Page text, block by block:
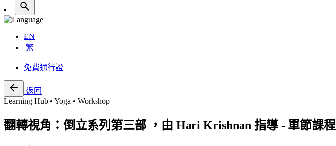
EN
繁
免費通行證
返回
Learning Hub • Yoga • Workshop
翻轉視角：倒立系列第三部 ，由 Hari Krishnan 指導 - 單節課程